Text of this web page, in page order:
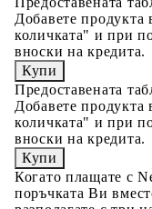
Добавете продукта
количката" и при
вноски на кредита.
Предоставената
Добавете продукта
количката" и при
вноски на кредита.
Когато плащате с
поръчката Ви